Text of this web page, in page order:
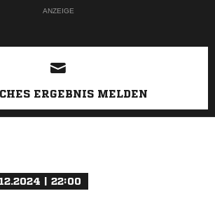
ANZEIGE
ERGEBNIS MELDEN
| 22:00